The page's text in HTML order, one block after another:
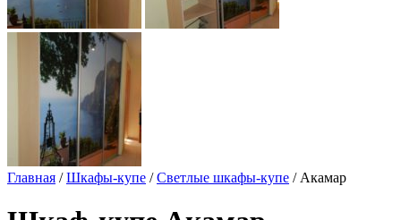
Главная /Шкафы-купе /Светлые шкафы-купе / Акамар